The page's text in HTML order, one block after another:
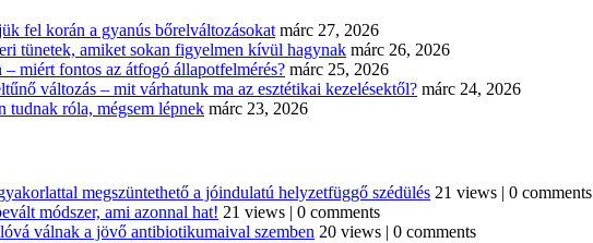
fel korán a gyanús bőrelváltozásokat márc 27, 2026
tünetek, amiket sokan figyelmen kívül hagynak márc 26, 2026
– miért fontos az átfogó állapotfelmérés? márc 25, 2026
változás – mit várhatunk ma az esztétikai kezelésektől? márc 24, 2026
tudnak róla, mégsem lépnek márc 23, 2026
megszüntethető a jóindulatú helyzetfüggő szédülés 21 views | 0 comments
módszer, ami azonnal hat! 21 views | 0 comments
válnak a jövő antibiotikumaival szemben 20 views | 0 comments